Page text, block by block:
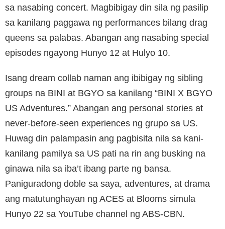
sa nasabing concert. Magbibigay din sila ng pasilip
sa kanilang paggawa ng performances bilang drag
queens sa palabas. Abangan ang nasabing special
episodes ngayong Hunyo 12 at Hulyo 10.
Isang dream collab naman ang ibibigay ng sibling
groups na BINI at BGYO sa kanilang “BINI X BGYO
US Adventures.” Abangan ang personal stories at
never-before-seen experiences ng grupo sa US.
Huwag din palampasin ang pagbisita nila sa kani-
kanilang pamilya sa US pati na rin ang busking na
ginawa nila sa iba’t ibang parte ng bansa.
Paniguradong doble sa saya, adventures, at drama
ang matutunghayan ng ACES at Blooms simula
Hunyo 22 sa YouTube channel ng ABS-CBN.